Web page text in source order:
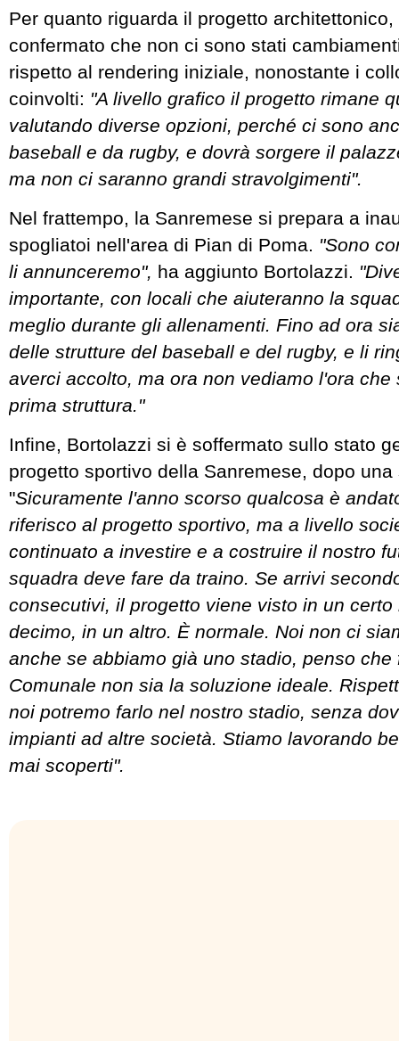
Per quanto riguarda il progetto
confermato che non ci sono stati
rispetto al rendering iniziale, nonostante i
coinvolti: "A livello grafico il progetto rimane
valutando diverse opzioni, perché ci sono
baseball e da rugby, e dovrà sorgere il
ma non ci saranno grandi stravolgimenti".
Nel frattempo, la Sanremese si prepara a
spogliatoi nell'area di Pian di Poma. "Sono
li annunceremo", ha aggiunto Bortolazzi.
importante, con locali che aiuteranno la
meglio durante gli allenamenti. Fino ad ora
delle strutture del baseball e del rugby, e li
averci accolto, ma ora non vediamo l'ora che
prima struttura."
Infine, Bortolazzi si è soffermato sullo stato
progetto sportivo della Sanremese, dopo
"Sicuramente l'anno scorso qualcosa è
riferisco al progetto sportivo, ma a livello
continuato a investire e a costruire il nostro
squadra deve fare da traino. Se arrivi
consecutivi, il progetto viene visto in un certo
decimo, in un altro. È normale. Noi non ci
anche se abbiamo già uno stadio, penso che
Comunale non sia la soluzione ideale.
noi potremo farlo nel nostro stadio, senza
impianti ad altre società. Stiamo lavorando
mai scoperti".